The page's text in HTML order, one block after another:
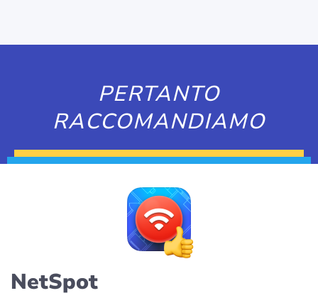
PERTANTO
RACCOMANDIAMO
NetSpot